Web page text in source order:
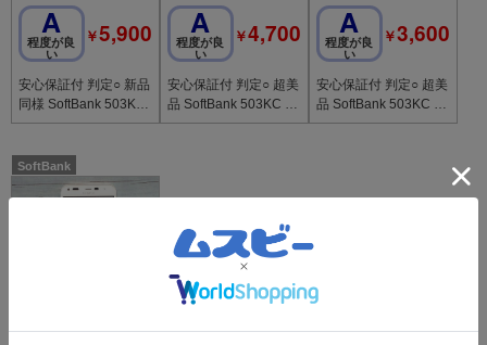
A
程度が良
い
￥5,900
安心保証付 判定○ 新品
同様 SoftBank 503KC
DIGNO F ブラック 中
A
程度が良
い
￥4,700
安心保証付 判定○ 超美
品 SoftBank 503KC DI
GNO F レッド 中古本
A
程度が良
い
￥3,600
安心保証付 判定○ 超美
品 SoftBank 503KC DI
GNO F ホワイト 中古
SoftBank